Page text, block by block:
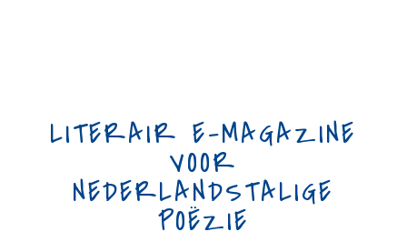
LITERAIR E-MAGAZINE
VOOR
NEDERLANDSTALIGE
POËZIE